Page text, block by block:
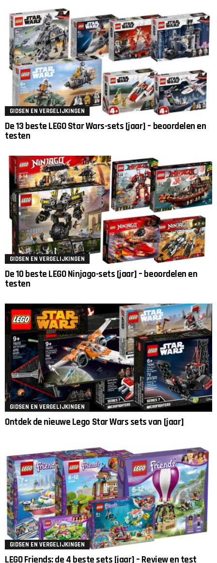
GIDSEN EN VERGELIJKINGEN
De 13 beste LEGO Star Wars-sets [jaar] – beoordelen en
testen
GIDSEN EN VERGELIJKINGEN
De 10 beste LEGO Ninjago-sets [jaar] – beoordelen en
testen
GIDSEN EN VERGELIJKINGEN
Ontdek de nieuwe Lego Star Wars sets van [jaar]
GIDSEN EN VERGELIJKINGEN
LEGO Friends: de 4 beste sets [jaar] – Review en test